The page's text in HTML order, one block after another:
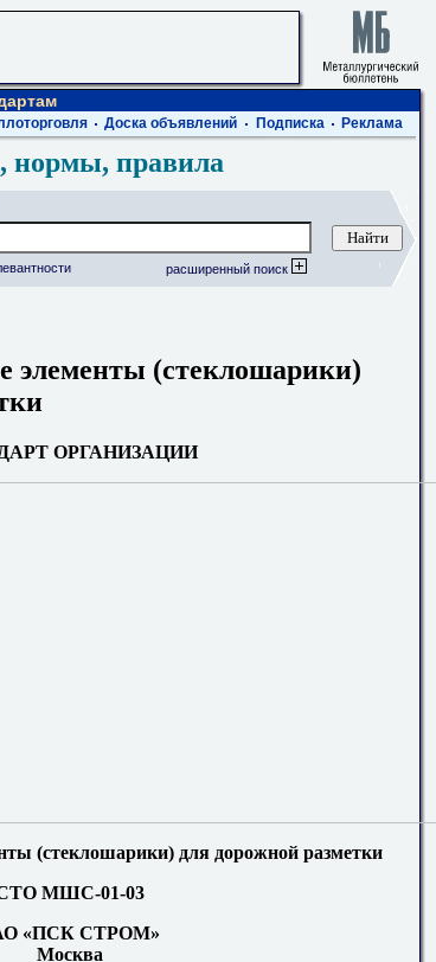
Доска объявлений Подписка Реклама
правила
расширенный поиск
элементы (стеклошарики)
ОРГАНИЗАЦИИ
(стеклошарики) для дорожной разметки
МШС-01-03
«ПСК СТРОМ»
Москва